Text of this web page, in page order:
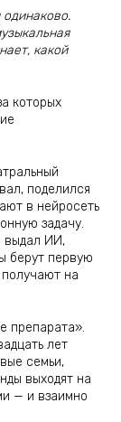
какой
которых
поделился
в нейросеть
задачу.
выдал ИИ,
берут первую
на
препарата».
лет
семьи,
выходят на
— и взаимно